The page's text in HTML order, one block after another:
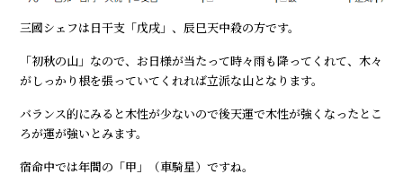
三國シェフは日干支「戊戌」、辰巳天中殺の方です。
「初秋の山」なので、お日様が当たって時々雨も降ってくれて、木々
がしっかり根を張っていてくれれば立派な山となります。
バランス的にみると木性が少ないので後天運で木性が強くなったとこ
ろが運が強いとみます。
宿命中では年間の「甲」（車騎星）ですね。